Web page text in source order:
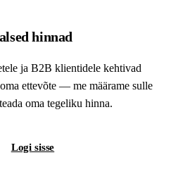
hinnad
ja B2B klientidele kehtivad
ettevõte — me määrame sulle
oma tegeliku hinna.
Logi sisse